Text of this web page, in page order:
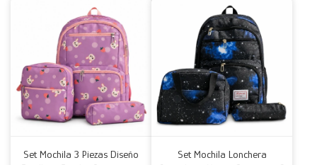
Set Mochila 3 Piezas Diseño
Set Mochila Lonchera